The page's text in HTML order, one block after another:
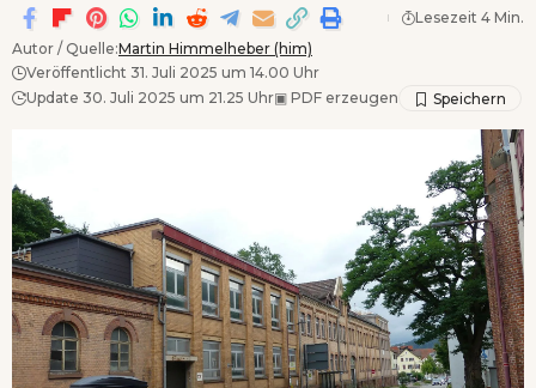
Autor / Quelle:Martin Himmelheber (him)
Veröffentlicht 31. Juli 2025 um 14.00 Uhr
Update 30. Juli 2025 um 21.25 Uhr▣ PDF erzeugen
Lesezeit 4 Min.